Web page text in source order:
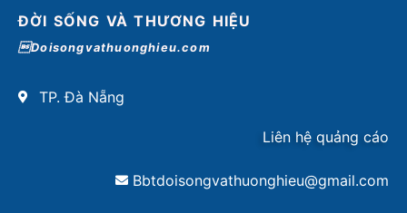
ĐỜI SỐNG VÀ THƯƠNG HIỆU
Doisongvathuonghieu.com
TP. Đà Nẵng
Liên hệ quảng cáo
Bbtdoisongvathuonghieu@gmail.com